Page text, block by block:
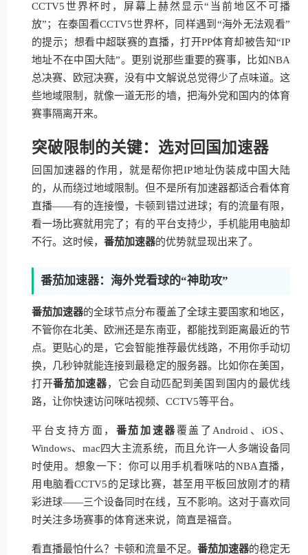
CCTV5世界杯时，屏幕上赫然显示“当前地区不可播
放”；在泰国看CCTV5世界杯，同样遇到“海外无法观看”
的提示；想看中超联赛的直播，打开PP体育却被告知“IP
地址不在中国大陆”。更别说那些重要的赛事，比如NBA
总决赛、欧冠决赛，没有中文解说总觉得少了点味道。这
些地域限制，就像一道无形的墙，把海外党和国内的体育
赛事隔离开来。
突破限制的关键：选对回国加速器
回国加速器的作用，就是帮你把IP地址伪装成中国大陆
的，从而绕过地域限制。但不是所有加速器都适合看体育
直播——有的连接慢，卡顿到错过进球；有的流量有限，
看一场比赛就用完了；有的平台支持少，手机能用电脑却
不行。这时候， 番茄加速器的优势就显现出来了。
番茄加速器：海外党看球的“神助攻”
番茄加速器的全球节点分布覆盖了全球主要国家和地区，
不管你在北美、欧洲还是东南亚，都能找到距离最近的节
点。更贴心的是，它会智能推荐最优线路，不用你手动切
换，几秒钟就能连接到最稳定的服务器。比如你在美国，
打开番茄加速器，它会自动匹配到美国到国内的最优线
路，让你快速访问咪咕视频、CCTV5等平台。
平台支持方面， 番茄加速器覆盖了Android、iOS、
Windows、mac四大主流系统，而且允许一人多端设备同
时使用。想象一下：你可以用手机看咪咕的NBA直播，
用电脑看CCTV5的足球比赛，甚至用平板回放刚才的精
彩进球——三个设备同时在线，互不影响。这对于喜欢同
时关注多场赛事的体育迷来说，简直是福音。
看直播最怕什么？卡顿和流量不足。 番茄加速器的稳定无